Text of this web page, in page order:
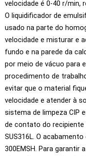
velocidade é 0-40 r/min,
O liquidificador de
usado na parte do
velocidade e misturar e
fundo e na parede da
por meio de vácuo para
procedimento de
evitar que o material
velocidade e atender à
sistema de limpeza CIP
de contato do
SUS316L. O
300EMSH. Para garantir